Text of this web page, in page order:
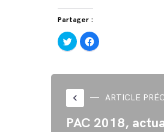
Partager :
Cliquez
pour
partager
dans
nouvelle
fenêtre)
Cliquez
pour
partager
dans
fenêtre)
keyboard_arrow_left ARTICLE
PAC 2018,